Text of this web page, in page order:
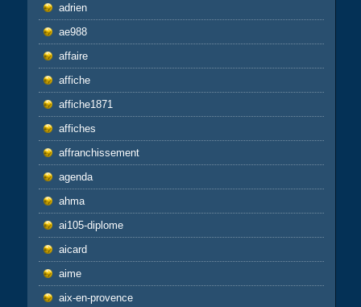
adrien
ae988
affaire
affiche
affiche1871
affiches
affranchissement
agenda
ahma
ai105-diplome
aicard
aime
aix-en-provence